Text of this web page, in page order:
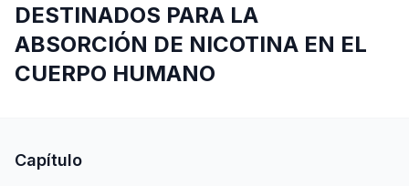
DESTINADOS PARA LA
ABSORCIÓN DE NICOTINA EN EL
CUERPO HUMANO
Capítulo